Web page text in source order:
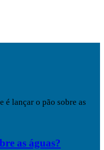
é lançar o pão sobre as
as águas?